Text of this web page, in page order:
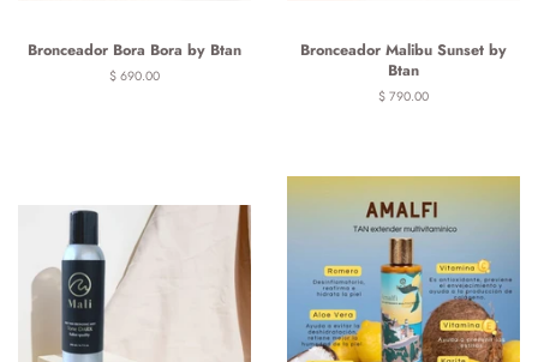
Bronceador Bora Bora by Btan
Precio
$ 690.00
Bronceador Malibu Sunset by
Btan
Precio
$ 790.00